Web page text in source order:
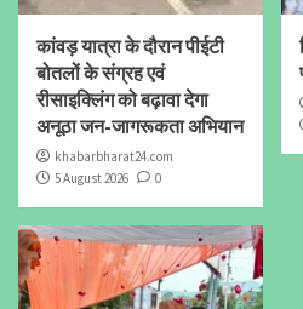
कांवड़ यात्रा के दौरान पीईटी
बोतलों के संग्रह एवं
रीसाइक्लिंग को बढ़ावा देगा
अनूठा जन-जागरूकता अभियान
khabarbharat24.com
5 August 2026
0